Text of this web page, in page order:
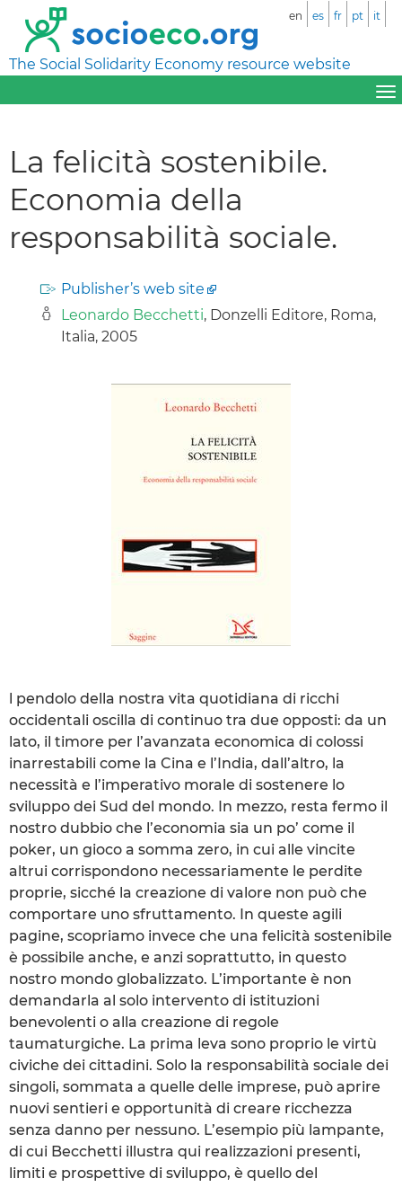
The Social Solidarity Economy resource website
en es fr pt it
La felicità sostenibile.
Economia della
responsabilità sociale.
Publisher’s web site
Leonardo Becchetti, Donzelli Editore, Roma,
Italia, 2005
l pendolo della nostra vita quotidiana di ricchi
occidentali oscilla di continuo tra due opposti: da un
lato, il timore per l’avanzata economica di colossi
inarrestabili come la Cina e l’India, dall’altro, la
necessità e l’imperativo morale di sostenere lo
sviluppo dei Sud del mondo. In mezzo, resta fermo il
nostro dubbio che l’economia sia un po’ come il
poker, un gioco a somma zero, in cui alle vincite
altrui corrispondono necessariamente le perdite
proprie, sicché la creazione di valore non può che
comportare uno sfruttamento. In queste agili
pagine, scopriamo invece che una felicità sostenibile
è possibile anche, e anzi soprattutto, in questo
nostro mondo globalizzato. L’importante è non
demandarla al solo intervento di istituzioni
benevolenti o alla creazione di regole
taumaturgiche. La prima leva sono proprio le virtù
civiche dei cittadini. Solo la responsabilità sociale dei
singoli, sommata a quelle delle imprese, può aprire
nuovi sentieri e opportunità di creare ricchezza
senza danno per nessuno. L’esempio più lampante,
di cui Becchetti illustra qui realizzazioni presenti,
limiti e prospettive di sviluppo, è quello del